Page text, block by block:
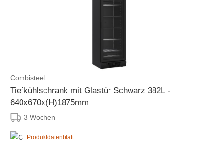
Combisteel
Tiefkühlschrank mit Glastür Schwarz 382L -
640x670x(H)1875mm
3 Wochen
Produktdatenblatt